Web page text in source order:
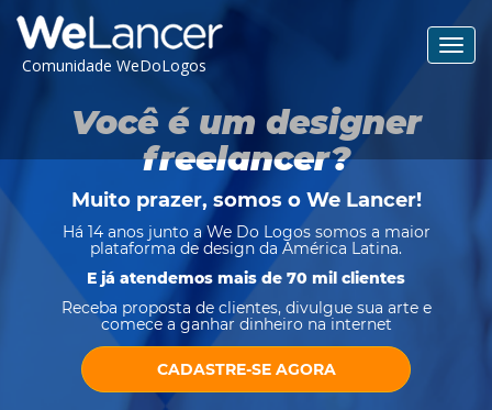
Comunidade WeDoLogos
Você é um designer
freelancer?
Muito prazer, somos o We Lancer!
Há 14 anos junto a We Do Logos somos a maior
plataforma de design da América Latina.
E já atendemos mais de 70 mil clientes
Receba proposta de clientes, divulgue sua arte e
comece a ganhar dinheiro na internet
CADASTRE-SE AGORA